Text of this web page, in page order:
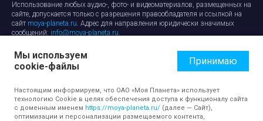
Использование любых аудио-, фото- и видеоматериалов, размещенных на
сайте, допускается только с разрешения правообладателя и ссылкой на
сайт moya-planeta.ru. Адрес для направления юридически значимых
сообщений: info@moya-planeta.ru.
Правила сайтаРабота с cookie-файлами
Защита персональных данных
Обработка персональных данных
Мы используем
cookie-файлы
Принимаю
Настоящим информируем, что ОАО «Моя Планета» использует
технологию Cookie в целях обеспечения доступа к функционалу сайта
с доменным именем https://moya-planeta.ru/ (далее — Сайт),
оптимизации и персонализации размещаемого контента,